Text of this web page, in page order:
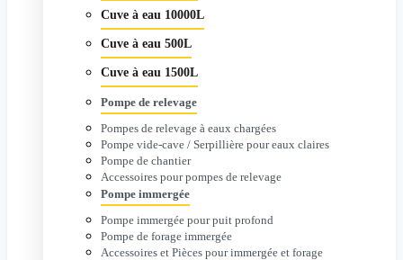
Cuve à eau 10000L
Cuve à eau 500L
Cuve à eau 1500L
Pompe de relevage
Pompes de relevage à eaux chargées
Pompe vide-cave / Serpillière pour eaux claires
Pompe de chantier
Accessoires pour pompes de relevage
Pompe immergée
Pompe immergée pour puit profond
Pompe de forage immergée
Accessoires et Pièces pour immergée et forage